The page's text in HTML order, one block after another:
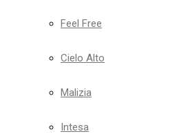
Feel Free
Cielo Alto
Malizia
Intesa